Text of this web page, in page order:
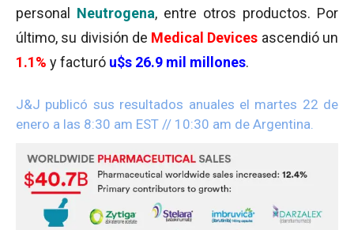
personal Neutrogena, entre otros productos. Por
último, su división de Medical Devices ascendió un
1.1% y facturó u$s 26.9 mil millones.
J&J publicó sus resultados anuales el martes 22 de
enero a las 8:30 am EST // 10:30 am de Argentina.